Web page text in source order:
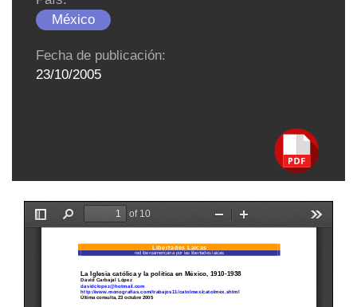
México
Fecha de publicación:
23/10/2005